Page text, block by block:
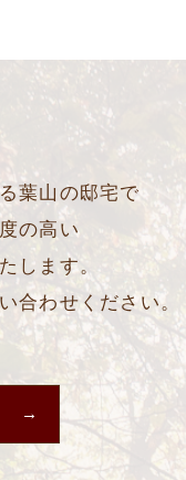
葉山の邸宅で
の高い
します。
合わせください。